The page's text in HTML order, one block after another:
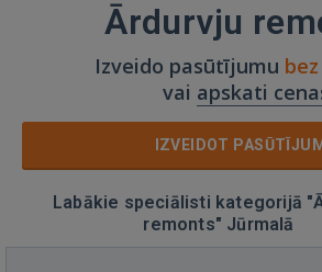
Ārdurvju
Izveido pasūtījumu
vai apskati
IZVEIDOT
Labākie speciālisti kategorijā
remonts" Jūrmalā